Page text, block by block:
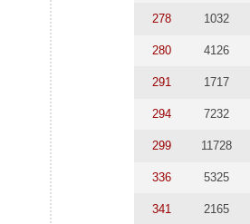
278 1032
280 4126
291 1717
294 7232
299 11728
336 5325
341 2165